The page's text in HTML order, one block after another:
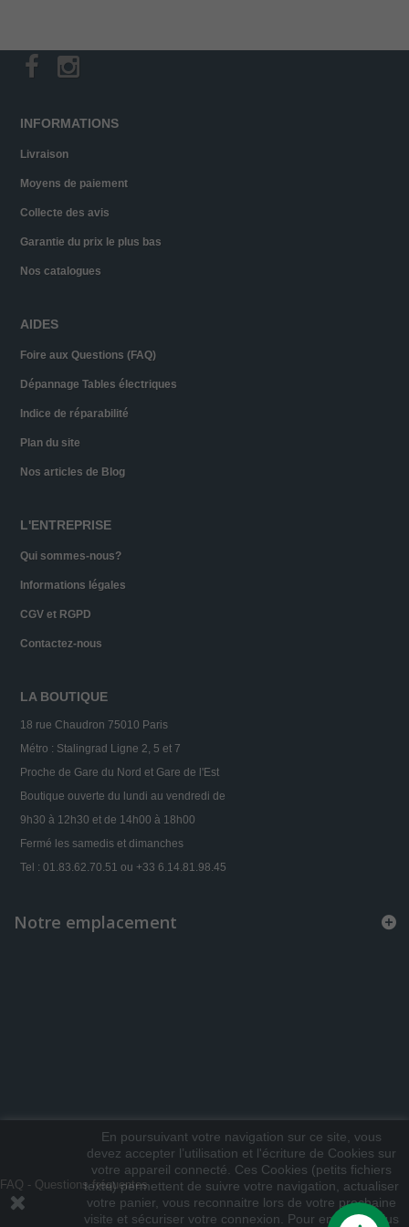
INFORMATIONS
Livraison
Moyens de paiement
Collecte des avis
Garantie du prix le plus bas
Nos catalogues
AIDES
Foire aux Questions (FAQ)
Dépannage Tables électriques
Indice de réparabilité
Plan du site
Nos articles de Blog
L'ENTREPRISE
Qui sommes-nous?
Informations légales
CGV et RGPD
Contactez-nous
LA BOUTIQUE
18 rue Chaudron 75010 Paris
Métro : Stalingrad Ligne 2, 5 et 7
Proche de Gare du Nord et Gare de l'Est
Boutique ouverte du lundi au vendredi de
9h30 à 12h30 et de 14h00 à 18h00
Fermé les samedis et dimanches
Tel : 01.83.62.70.51 ou +33 6.14.81.98.45
En poursuivant votre navigation sur ce site, vous
devez accepter l’utilisation et l'écriture de Cookies sur
votre appareil connecté. Ces Cookies (petits fichiers
texte) permettent de suivre votre navigation, actualiser
votre panier, vous reconnaitre lors de votre prochaine
visite et sécuriser votre connexion. Pour en savoir plus
Notre emplacement
FAQ - Questions fréquentes